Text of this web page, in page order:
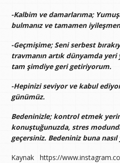
-Kalbim ve damarlarıma;
bulmanız ve tamamen
-Geçmişime; Seni serbest
travmanın artık dünyamda
tam şimdiye geri getiriyorum.
-Hepinizi seviyor ve kabul
günümüz.
Bedeninizle; kontrol etmek
konuştuğunuzda, stres
geçersiniz. Bedeniniz buna
Kaynak https://